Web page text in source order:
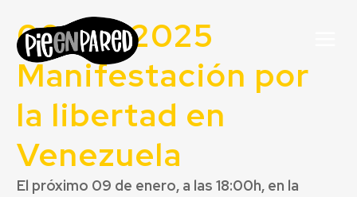
09-01-2025
Manifestación por
la libertad en
Venezuela
El próximo 09 de enero, a las 18:00h, en la